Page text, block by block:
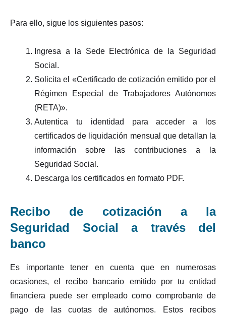
Para ello, sigue los siguientes pasos:
Ingresa a la Sede Electrónica de la Seguridad
Social.
Solicita el «Certificado de cotización emitido por el
Régimen Especial de Trabajadores Autónomos
(RETA)».
Autentica tu identidad para acceder a los
certificados de liquidación mensual que detallan la
información sobre las contribuciones a la
Seguridad Social.
Descarga los certificados en formato PDF.
Recibo de cotización a la
Seguridad Social a través del
banco
Es importante tener en cuenta que en numerosas
ocasiones, el recibo bancario emitido por tu entidad
financiera puede ser empleado como comprobante de
pago de las cuotas de autónomos. Estos recibos